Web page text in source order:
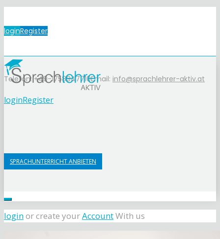
loginRegister
Telefon: +49-1758947710Email: info@sprachlehrer-aktiv.at
loginRegister
SPRACHUNTERRICHT ANBIETEN
loginor create yourAccountWith us